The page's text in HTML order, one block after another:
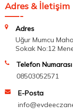
Adres & İletişim
Adres
Uğur Mumcu
Sokak No:12
Telefon Numarası
08503052571
E-Posta